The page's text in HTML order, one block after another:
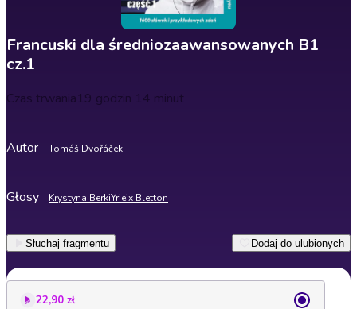
Francuski dla średniozaawansowanych B1
cz.1
Czas trwania19 godzin 14 minut
Autor Tomáš Dvořáček
Głosy Krystyna BerkiYrieix Bletton
Słuchaj fragmentu Dodaj do ulubionych
22,90 zł